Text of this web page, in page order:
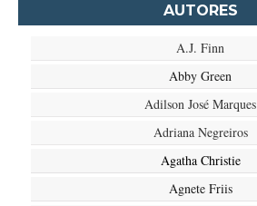
AUTORES
A.J. Finn
Abby Green
Adilson José Marques
Adriana Negreiros
Agatha Christie
Agnete Friis